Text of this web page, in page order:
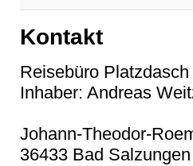
Kontakt
Reisebüro Platzdasch
Inhaber: Andreas
Johann-Theodor-
36433 Bad Salzungen